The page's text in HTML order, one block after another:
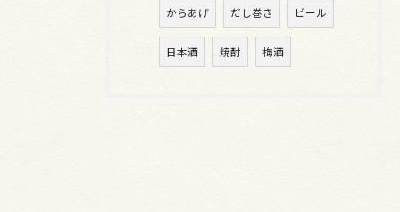
からあげ だし巻き ビール
日本酒 焼酎 梅酒